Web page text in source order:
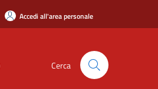
Accedi all'area personale
Cerca